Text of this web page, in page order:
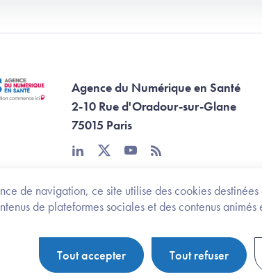
de navigation, ce site utilise des cookies
de plateformes sociales et des contenus
Tout accepter Tout refuser
Agence du Numérique en Santé
2-10 Rue d'Oradour-sur-Glane
75015 Paris
linkedintwitteryoutube
rss
des familles, de l'autonomie et des personnes
données personnelles
Politique de gestion de